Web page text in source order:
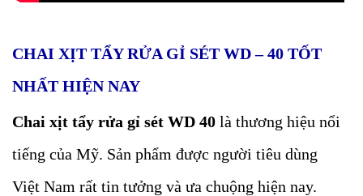
CHAI XỊT TẨY RỬA GỈ SÉT WD – 40 TỐT
NHẤT HIỆN NAY
Chai xịt tẩy rửa gỉ sét WD 40 là thương hiệu nổi
tiếng của Mỹ. Sản phẩm được người tiêu dùng
Việt Nam rất tin tưởng và ưa chuộng hiện nay.